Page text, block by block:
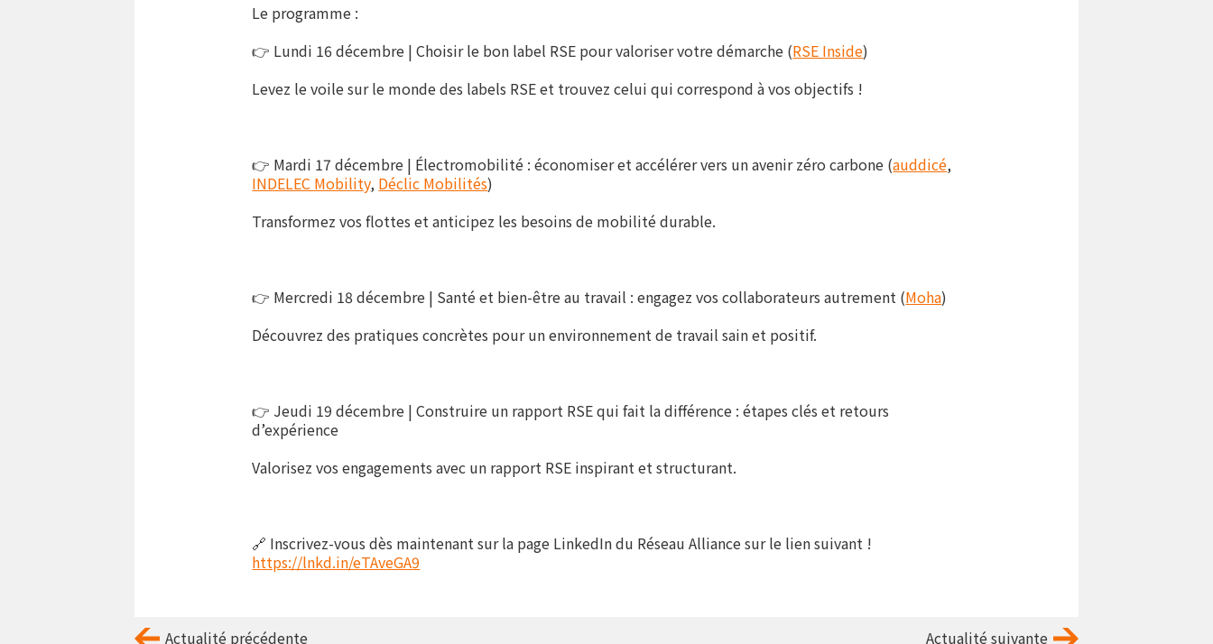
Le programme :
👉 Lundi 16 décembre | Choisir le bon label RSE pour valoriser votre démarche (RSE Inside)
Levez le voile sur le monde des labels RSE et trouvez celui qui correspond à vos objectifs !
👉 Mardi 17 décembre | Électromobilité : économiser et accélérer vers un avenir zéro carbone (auddicé,
INDELEC Mobility, Déclic Mobilités)
Transformez vos flottes et anticipez les besoins de mobilité durable.
👉 Mercredi 18 décembre | Santé et bien-être au travail : engagez vos collaborateurs autrement (Moha)
Découvrez des pratiques concrètes pour un environnement de travail sain et positif.
👉 Jeudi 19 décembre | Construire un rapport RSE qui fait la différence : étapes clés et retours
d’expérience
Valorisez vos engagements avec un rapport RSE inspirant et structurant.
🔗 Inscrivez-vous dès maintenant sur la page LinkedIn du Réseau Alliance sur le lien suivant !
https://lnkd.in/eTAveGA9
Actualité précédente Actualité suivante